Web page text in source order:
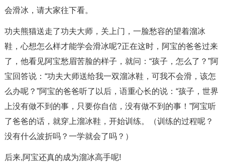
会滑冰，请大家往下看。
功夫熊猫送走了功夫大师，关上门，一脸愁容的望着溜冰
鞋，心想怎么样才能学会滑冰呢?正在这时，阿宝的爸爸过来
了，他看见阿宝愁眉苦脸的样子，就问：“孩子，怎么了？”阿
宝回答说：“功夫大师送给我一双溜冰鞋，可我不会滑，该怎
么办呢？”阿宝的爸爸听了以后，语重心长的说：“孩子，世界
上没有做不到的事，只要你自信，没有做不到的事！”阿宝听
了爸爸的话，就穿上溜冰鞋，开始训练。（训练的过程呢？
没有什么波折吗？一学就会了吗？）
后来,阿宝还真的成为溜冰高手呢!